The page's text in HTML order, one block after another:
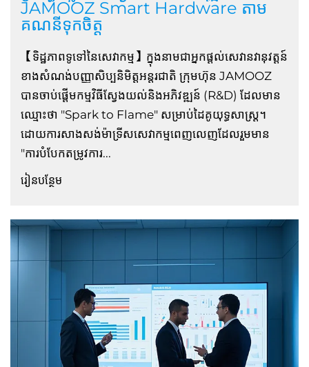
JAMOOZ Smart Hardware តាម
គណនីទុកចិត្ត
【ទិដ្ឋភាពទូទៅនៃសេវាកម្ម】ក្នុងនាមជាអ្នកផ្តល់សេវានវានុវត្តន៍
ខាង​សំណង់បញ្ញាសិប្បនិមិត្តអន្តរជាតិ ក្រុមហ៊ុន JAMOOZ
បានចាប់ផ្តើមកម្មវិធីស្វែងយល់និងអភិវឌ្ឍន៍ (R&D) ដែលមាន
ឈ្មោះថា "Spark to Flame" សម្រាប់ដៃគូយុទ្ធសាស្រ្ត។
ដោយការសាងសង់ម៉ាទ្រីសសេវាកម្មពេញលេញដែលរួមមាន
"ការបំបែកតម្រូវការ...
រៀនបន្ថែម